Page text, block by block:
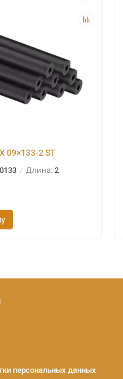
09×133-2 ST
0133 Длина: 2
персональных данных